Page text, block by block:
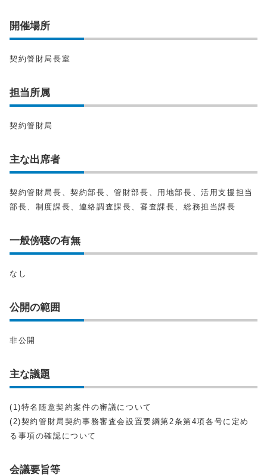
開催場所
契約管財局長室
担当所属
契約管財局
主な出席者
契約管財局長、契約部長、管財部長、用地部長、活用支援担当
部長、制度課長、連絡調査課長、審査課長、総務担当課長
一般傍聴の有無
なし
公開の範囲
非公開
主な議題
(1)特名随意契約案件の審議について
(2)契約管財局契約事務審査会設置要綱第2条第4項各号に定め
る事項の確認について
会議要旨等